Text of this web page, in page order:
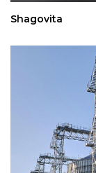
Shagovita